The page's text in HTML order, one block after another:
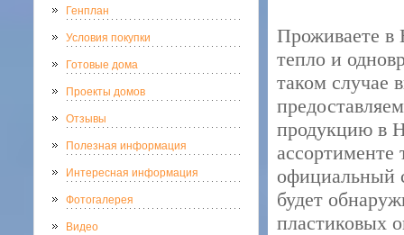
Генплан
Условия покупки
Готовые дома
Проекты домов
Отзывы
Полезная информация
Интересная информация
Фотогалерея
Видео
Проживаете в
тепло и
таком случае
продукцию в
официальный
будет
пластиковых